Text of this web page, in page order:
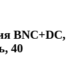
BNC+DC,
40